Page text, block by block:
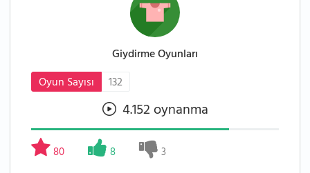
Giydirme Oyunları
Oyun Sayısı
132
4.152 oynanma
80 8 3